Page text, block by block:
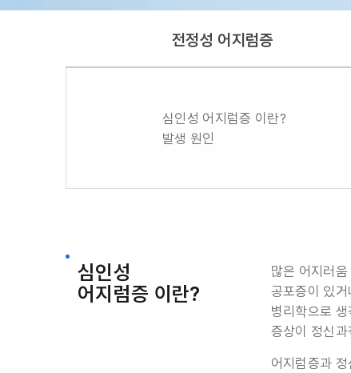
전정성 어지럼증
심인성 어지럼증 이란?
발생 원인
심인성
어지럼증 이란?
많은 어지러
공포증이 있
병리학으로
증상이 정신
어지럼증과